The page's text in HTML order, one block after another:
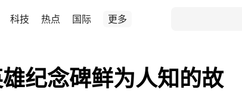
科技 热点 国际 更多
纪念碑鲜为人知的故